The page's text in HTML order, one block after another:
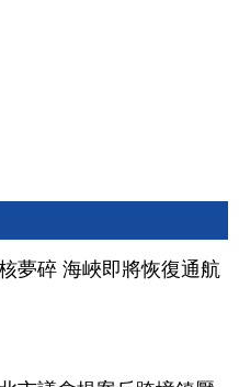
夢碎 海峽即將恢復通航